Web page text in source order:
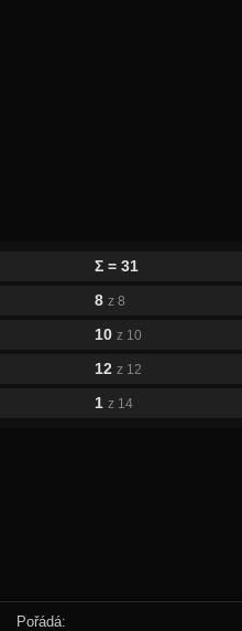
Σ = 31
8 z 8
10 z 10
12 z 12
1 z 14
Pořádá: